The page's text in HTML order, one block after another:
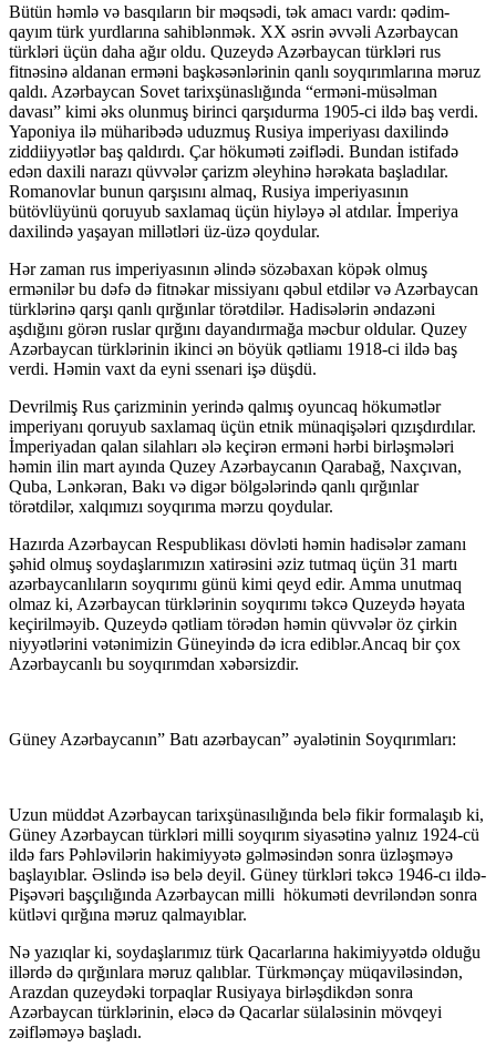
Bütün həmlə və basqıların bir məqsədi, tək amacı vardı: qədim-
qayım türk yurdlarına sahiblənmək. XX əsrin əvvəli Azərbaycan
türkləri üçün daha ağır oldu. Quzeydə Azərbaycan türkləri rus
fitnəsinə aldanan erməni başkəsənlərinin qanlı soyqırımlarına məruz
qaldı. Azərbaycan Sovet tarixşünaslığında “erməni-müsəlman
davası” kimi əks olunmuş birinci qarşıdurma 1905-ci ildə baş verdi.
Yaponiya ilə müharibədə uduzmuş Rusiya imperiyası daxilində
ziddiiyyətlər baş qaldırdı. Çar hökuməti zəiflədi. Bundan istifadə
edən daxili narazı qüvvələr çarizm əleyhinə hərəkata başladılar.
Romanovlar bunun qarşısını almaq, Rusiya imperiyasının
bütövlüyünü qoruyub saxlamaq üçün hiyləyə əl atdılar. İmperiya
daxilində yaşayan millətləri üz-üzə qoydular.
Hər zaman rus imperiyasının əlində sözəbaxan köpək olmuş
ermənilər bu dəfə də fitnəkar missiyanı qəbul etdilər və Azərbaycan
türklərinə qarşı qanlı qırğınlar törətdilər. Hadisələrin əndazəni
aşdığını görən ruslar qırğını dayandırmağa məcbur oldular. Quzey
Azərbaycan türklərinin ikinci ən böyük qətliamı 1918-ci ildə baş
verdi. Həmin vaxt da eyni ssenari işə düşdü.
Devrilmiş Rus çarizminin yerində qalmış oyuncaq hökumətlər
imperiyanı qoruyub saxlamaq üçün etnik münaqişələri qızışdırdılar.
İmperiyadan qalan silahları ələ keçirən erməni hərbi birləşmələri
həmin ilin mart ayında Quzey Azərbaycanın Qarabağ, Naxçıvan,
Quba, Lənkəran, Bakı və digər bölgələrində qanlı qırğınlar
törətdilər, xalqımızı soyqırıma mərzu qoydular.
Hazırda Azərbaycan Respublikası dövləti həmin hadisələr zamanı
şəhid olmuş soydaşlarımızın xatirəsini əziz tutmaq üçün 31 martı
azərbaycanlıların soyqırımı günü kimi qeyd edir. Amma unutmaq
olmaz ki, Azərbaycan türklərinin soyqırımı təkcə Quzeydə həyata
keçirilməyib. Quzeydə qətliam törədən həmin qüvvələr öz çirkin
niyyətlərini vətənimizin Güneyində də icra ediblər.Ancaq bir çox
Azərbaycanlı bu soyqırımdan xəbərsizdir.
Güney Azərbaycanın” Batı azərbaycan” əyalətinin Soyqırımları:
Uzun müddət Azərbaycan tarixşünasılığında belə fikir formalaşıb ki,
Güney Azərbaycan türkləri milli soyqırım siyasətinə yalnız 1924-cü
ildə fars Pəhləvilərin hakimiyyətə gəlməsindən sonra üzləşməyə
başlayıblar. Əslində isə belə deyil. Güney türkləri təkcə 1946-cı ildə-
Pişəvəri başçılığında Azərbaycan milli hökuməti devriləndən sonra
kütləvi qırğına məruz qalmayıblar.
Nə yazıqlar ki, soydaşlarımız türk Qacarlarına hakimiyyətdə olduğu
illərdə də qırğınlara məruz qalıblar. Türkmənçay müqaviləsindən,
Arazdan quzeydəki torpaqlar Rusiyaya birləşdikdən sonra
Azərbaycan türklərinin, eləcə də Qacarlar sülaləsinin mövqeyi
zəifləməyə başladı.